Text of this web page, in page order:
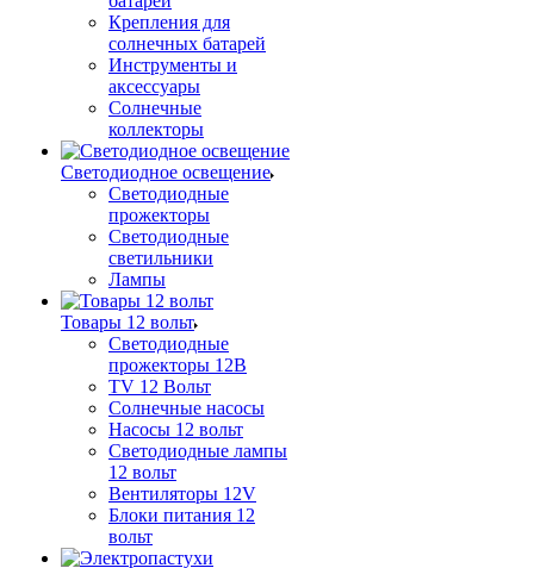
Крепления для
солнечных батарей
Инструменты и
аксессуары
Солнечные
коллекторы
Светодиодное освещение
Светодиодные
прожекторы
Светодиодные
светильники
Лампы
Товары 12 вольт
Светодиодные
прожекторы 12В
TV 12 Вольт
Солнечные насосы
Насосы 12 вольт
Светодиодные лампы
12 вольт
Вентиляторы 12V
Блоки питания 12
вольт